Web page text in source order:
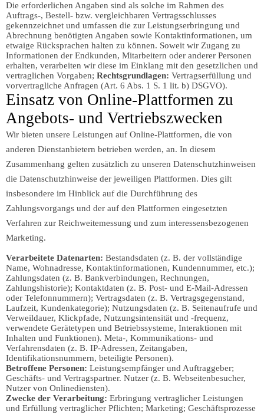
Die erforderlichen Angaben sind als solche im Rahmen des
Auftrags-, Bestell- bzw. vergleichbaren Vertragsschlusses
gekennzeichnet und umfassen die zur Leistungserbringung und
Abrechnung benötigten Angaben sowie Kontaktinformationen, um
etwaige Rücksprachen halten zu können. Soweit wir Zugang zu
Informationen der Endkunden, Mitarbeitern oder anderer Personen
erhalten, verarbeiten wir diese im Einklang mit den gesetzlichen und
vertraglichen Vorgaben; Rechtsgrundlagen: Vertragserfüllung und
vorvertragliche Anfragen (Art. 6 Abs. 1 S. 1 lit. b) DSGVO).
Einsatz von Online-Plattformen zu
Angebots- und Vertriebszwecken
Wir bieten unsere Leistungen auf Online-Plattformen, die von
anderen Dienstanbietern betrieben werden, an. In diesem
Zusammenhang gelten zusätzlich zu unseren Datenschutzhinweisen
die Datenschutzhinweise der jeweiligen Plattformen. Dies gilt
insbesondere im Hinblick auf die Durchführung des
Zahlungsvorgangs und der auf den Plattformen eingesetzten
Verfahren zur Reichweitemessung und zum interessensbezogenen
Marketing.
Verarbeitete Datenarten: Bestandsdaten (z. B. der vollständige
Name, Wohnadresse, Kontaktinformationen, Kundennummer, etc.);
Zahlungsdaten (z. B. Bankverbindungen, Rechnungen,
Zahlungshistorie); Kontaktdaten (z. B. Post- und E-Mail-Adressen
oder Telefonnummern); Vertragsdaten (z. B. Vertragsgegenstand,
Laufzeit, Kundenkategorie); Nutzungsdaten (z. B. Seitenaufrufe und
Verweildauer, Klickpfade, Nutzungsintensität und -frequenz,
verwendete Gerätetypen und Betriebssysteme, Interaktionen mit
Inhalten und Funktionen). Meta-, Kommunikations- und
Verfahrensdaten (z. B. IP-Adressen, Zeitangaben,
Identifikationsnummern, beteiligte Personen).
Betroffene Personen: Leistungsempfänger und Auftraggeber;
Geschäfts- und Vertragspartner. Nutzer (z. B. Webseitenbesucher,
Nutzer von Onlinediensten).
Zwecke der Verarbeitung: Erbringung vertraglicher Leistungen
und Erfüllung vertraglicher Pflichten; Marketing; Geschäftsprozesse